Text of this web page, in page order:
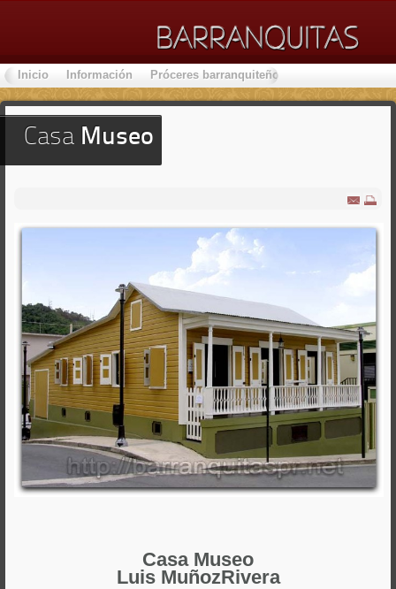
Inicio Información Próceres barranquiteños
Casa Museo
CasaMuseo
LuisMuñozRivera